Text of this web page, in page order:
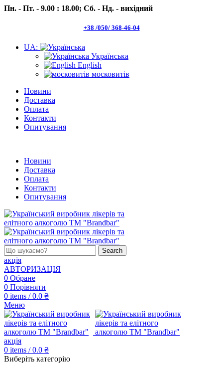
Пн. - Пт. - 9.00 : 18.00; Сб. - Нд. - вихідний
+38 /050/ 368-46-04
UA:
Українська
English
московитів
Новини
Доставка
Оплата
Контакти
Опитування
Новини
Доставка
Оплата
Контакти
Опитування
Search
акція
АВТОРИЗАЦІЯ
0 Обране
0 Порівняти
0 items / 0.0 ₴
Меню
акція
0 items / 0.0 ₴
Виберіть категорію